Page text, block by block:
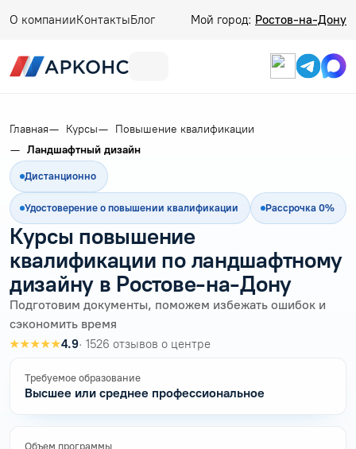
О компанииКонтактыБлог Мой город: Ростов-на-Дону
Главная Курсы
Повышение квалификации
Ландшафтный дизайн
Дистанционно
Удостоверение о повышении квалификации Рассрочка 0%
Курсы повышение
квалификации по ландшафтному
дизайну в Ростове-на-Дону
Подготовим документы, поможем избежать ошибок и
сэкономить время
★★★★★4.9· 1526 отзывов о центре
Требуемое образование
Высшее или среднее профессиональное
Объем программы